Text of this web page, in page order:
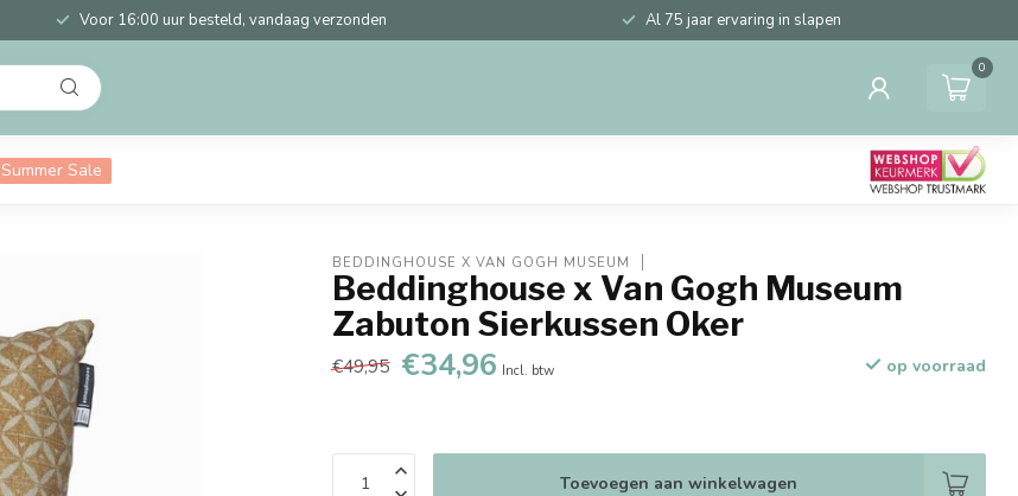
Voor 16:00 uur besteld, vandaag verzonden Al 75 jaar ervaring in slapen
0
Summer Sale
BEDDINGHOUSE X VAN GOGH MUSEUM
Beddinghouse x Van Gogh Museum
Zabuton Sierkussen Oker
€49,95 €34,96 Incl. btw op voorraad
Toevoegen aan winkelwagen